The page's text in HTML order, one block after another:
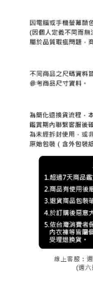
用戶於交易時，得透過
買賣價金債權讓與本公
2.基於同意付款使用「
資料（包含姓名、電話
由本公司與您本人進行
3.完整用戶服務條款，
購買商品的店家。未經
後付繳納相關費用。
※ 交易是否成功請以「
是否繳費成功／繳費後
【注意事項】
１．透過由恩沛科技股
權轉讓予恩沛科技股份
２．關於個人資料處理
https://aftee.tw/terms/
３．未成年的使用者請
「AFTEE先享後付」，
４．使用「AFTEE先享
時審查核予不同之上限
請求用戶進行身份認證。
５．嚴禁一人註冊多個
恩沛科技股份有限公司
付款後萊爾富取貨
免運費
7-11取貨付款
免運費
免運費